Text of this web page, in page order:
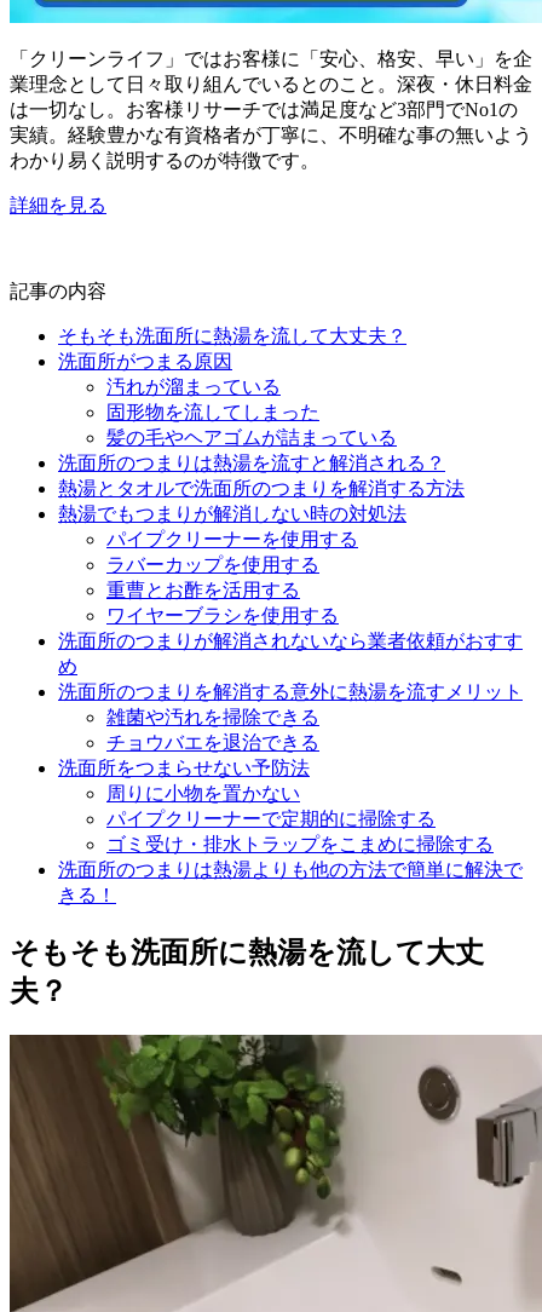
「クリーンライフ」ではお客様に「安心、格安、早い」を企
業理念として日々取り組んでいるとのこと。深夜・休日料金
は一切なし。お客様リサーチでは満足度など3部門でNo1の
実績。経験豊かな有資格者が丁寧に、不明確な事の無いよう
わかり易く説明するのが特徴です。
詳細を見る
記事の内容
そもそも洗面所に熱湯を流して大丈夫？
洗面所がつまる原因
汚れが溜まっている
固形物を流してしまった
髪の毛やヘアゴムが詰まっている
洗面所のつまりは熱湯を流すと解消される？
熱湯とタオルで洗面所のつまりを解消する方法
熱湯でもつまりが解消しない時の対処法
パイプクリーナーを使用する
ラバーカップを使用する
重曹とお酢を活用する
ワイヤーブラシを使用する
洗面所のつまりが解消されないなら業者依頼がおすす
め
洗面所のつまりを解消する意外に熱湯を流すメリット
雑菌や汚れを掃除できる
チョウバエを退治できる
洗面所をつまらせない予防法
周りに小物を置かない
パイプクリーナーで定期的に掃除する
ゴミ受け・排水トラップをこまめに掃除する
洗面所のつまりは熱湯よりも他の方法で簡単に解決で
きる！
そもそも洗面所に熱湯を流して大丈
夫？